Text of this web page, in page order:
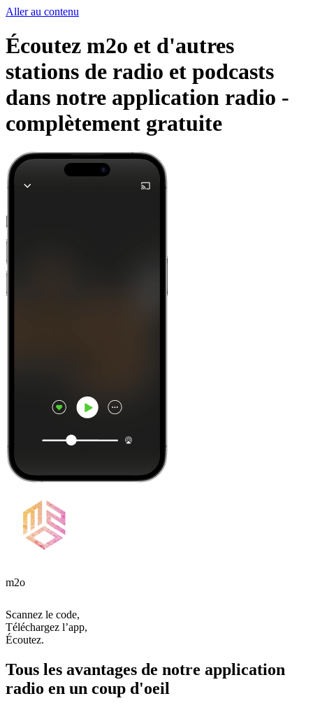
Aller au contenu
Écoutez m2o et d'autres
stations de radio et podcasts
dans notre application radio -
complètement gratuite
m2o
Scannez le code,
Téléchargez l’app,
Écoutez.
Tous les avantages de notre application
radio en un coup d'oeil